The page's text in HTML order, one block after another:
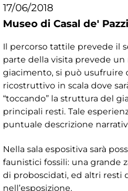
17/06/2018
Museo di Casal de' Pazzi
Il percorso tattile prevede il
parte della visita prevede
giacimento, si può usufruire
ricostruttivo in scala dove
“toccando” la struttura del
principali resti. Tale
puntuale descrizione
Nella sala espositiva sarà
faunistici fossili: una grande
di proboscidati, ed altri resti
nell’esposizione.